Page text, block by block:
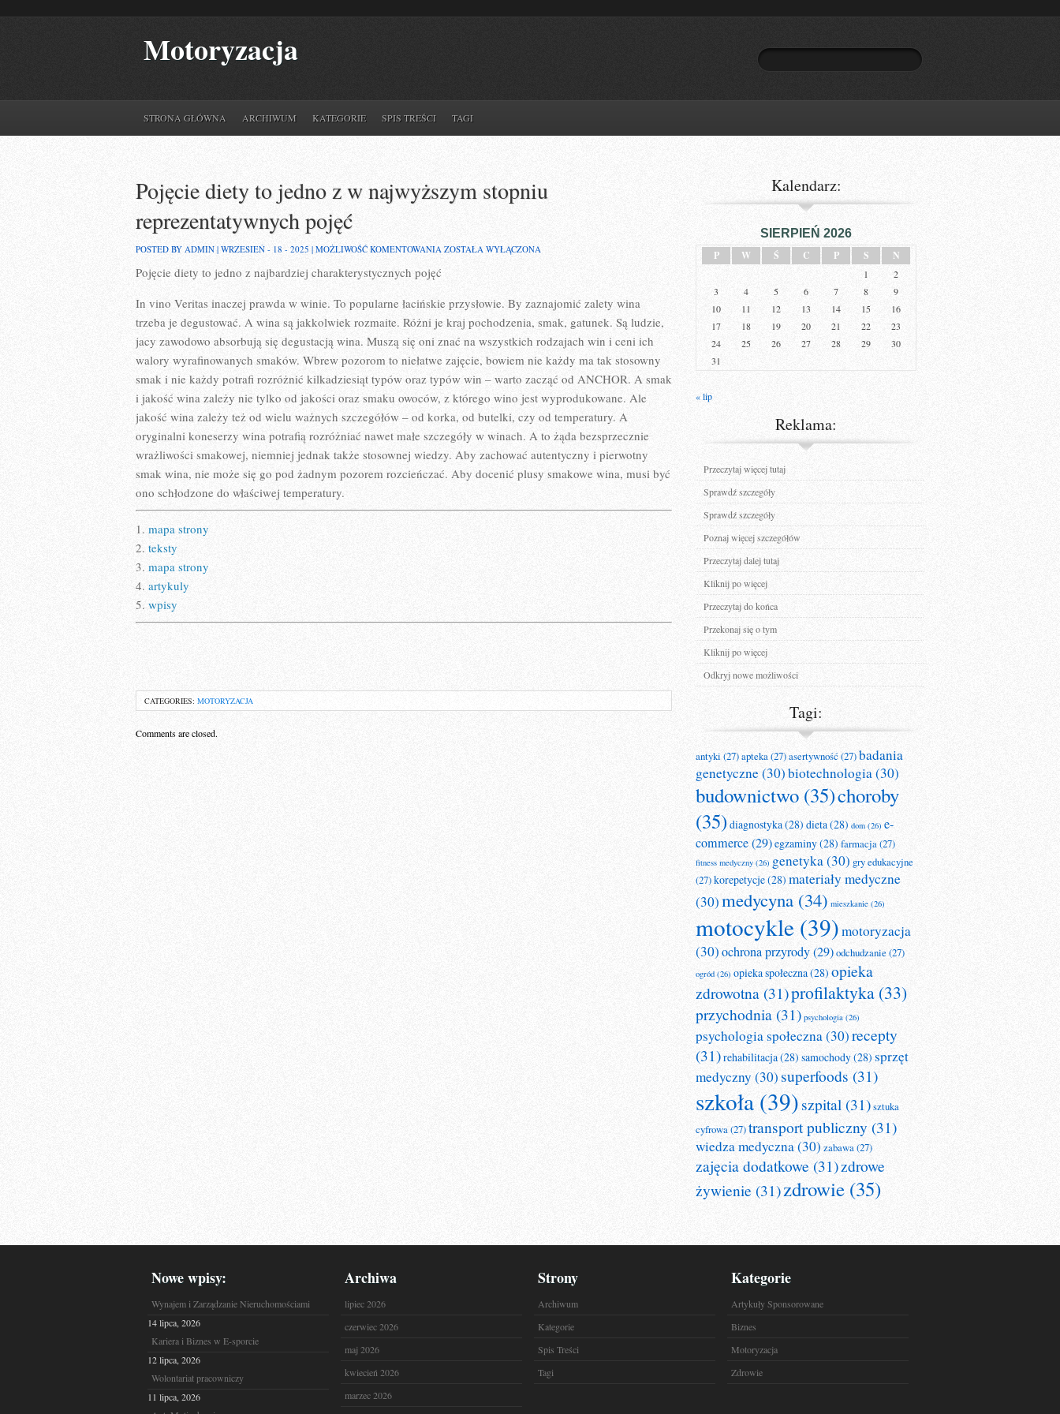
Motoryzacja
STRONA GŁÓWNA ARCHIWUM KATEGORIE SPIS TREŚCI TAGI
Pojęcie diety to jedno z w najwyższym stopniu
reprezentatywnych pojęć
POSTED BY ADMIN | WRZESIEŃ - 18 - 2025 | MOŻLIWOŚĆ KOMENTOWANIA POJĘCIE
W
NAJWYŻSZYM
STOPNIU
REPREZENTATYWNYCH
POJĘĆ
ZOSTAŁA WYŁĄCZONA
Pojęcie diety to jedno z najbardziej charakterystycznych pojęć
In vino Veritas inaczej prawda w winie. To popularne łacińskie przysłowie. By zaznajomić zalety wina
trzeba je degustować. A wina są jakkolwiek rozmaite. Różni je kraj pochodzenia, smak, gatunek. Są ludzie,
jacy zawodowo absorbują się degustacją wina. Muszą się oni znać na wszystkich rodzajach win i ceni ich
walory wyrafinowanych smaków. Wbrew pozorom to niełatwe zajęcie, bowiem nie każdy ma tak stosowny
smak i nie każdy potrafi rozróżnić kilkadziesiąt typów oraz typów win – warto zacząć od ANCHOR. A smak
i jakość wina zależy nie tylko od jakości oraz smaku owoców, z którego wino jest wyprodukowane. Ale
jakość wina zależy też od wielu ważnych szczegółów – od korka, od butelki, czy od temperatury. A
oryginalni koneserzy wina potrafią rozróżniać nawet małe szczegóły w winach. A to żąda bezsprzecznie
wrażliwości smakowej, niemniej jednak także stosownej wiedzy. Aby zachować autentyczny i pierwotny
smak wina, nie może się go pod żadnym pozorem rozcieńczać. Aby docenić plusy smakowe wina, musi być
ono schłodzone do właściwej temperatury.
1. mapa strony
2. teksty
3. mapa strony
4. artykuly
5. wpisy
CATEGORIES: MOTORYZACJA
Comments are closed.
Kalendarz:
SIERPIEŃ 2026
P
W Ś C P S N
1
2
3
4 5 6 7 8
9
10
11 12 13 14 15
16
17
18 19 20 21 22
23
24
25 26 27 28 29
30
31
« lip
Reklama:
Przeczytaj więcej tutaj
Sprawdź szczegóły
Sprawdź szczegóły
Poznaj więcej szczegółów
Przeczytaj dalej tutaj
Kliknij po więcej
Przeczytaj do końca
Przekonaj się o tym
Kliknij po więcej
Odkryj nowe możliwości
Tagi:
antyki(27)apteka(27)asertywność(27)badania
genetyczne(30)biotechnologia(30)
budownictwo (35)choroby
(35) diagnostyka(28) dieta(28) dom (26) e-
commerce(29)egzaminy(28) farmacja(27)
fitness medyczny (26) genetyka(30) gry edukacyjne
(27)korepetycje(28) materiały medyczne
(30)medycyna (34) mieszkanie (26)
motocykle (39)motoryzacja
(30)ochrona przyrody(29)odchudzanie(27)
ogród (26) opieka społeczna(28) opieka
zdrowotna (31)profilaktyka (33)
przychodnia (31) psychologia (26)
psychologia społeczna(30)recepty
(31)rehabilitacja(28) samochody(28) sprzęt
medyczny (30) superfoods (31)
szkoła (39)szpital (31)sztuka
cyfrowa(27)transport publiczny (31)
wiedza medyczna(30) zabawa(27)
zajęcia dodatkowe (31)zdrowe
żywienie (31)zdrowie (35)
Nowe wpisy:
Wynajem i Zarządzanie Nieruchomościami
14 lipca, 2026
Kariera i Biznes w E-sporcie
12 lipca, 2026
Wolontariat pracowniczy
11 lipca, 2026
Archiwa
lipiec 2026
czerwiec 2026
maj 2026
kwiecień 2026
marzec 2026
Strony
Archiwum
Kategorie
Spis Treści
Tagi
Kategorie
Artykuły Sponsorowane
Biznes
Motoryzacja
Zdrowie